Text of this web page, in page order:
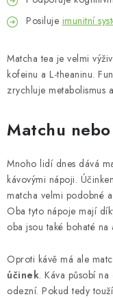
Posiluje imunitní
Matcha tea je velmi
kofeinu a L-theaninu.
zrychluje metabolismus
Matchu
Mnoho lidí dnes dává
kávovými nápoji.
matcha velmi podobné
Oba tyto nápoje mají
oba jsou také bohaté na
Oproti kávě má ale
účinek. Káva působí
odezní. Pokud tedy